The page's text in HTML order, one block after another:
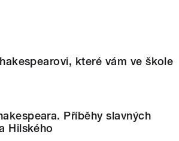
které vám ve škole
Příběhy slavných
Hilského